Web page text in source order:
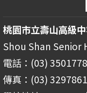
桃園市立壽山高級
Shou Shan Senior
電話：(03) 3501778
傳真：(03) 3297861